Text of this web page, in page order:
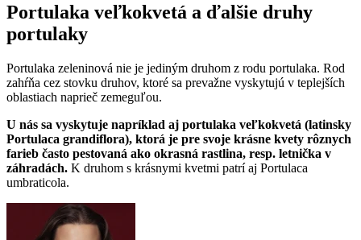
Portulaka veľkokvetá a ďalšie druhy
portulaky
Portulaka zeleninová nie je jediným druhom z rodu portulaka. Rod
zahŕňa cez stovku druhov, ktoré sa prevažne vyskytujú v teplejších
oblastiach naprieč zemeguľou.
U nás sa vyskytuje napríklad aj portulaka veľkokvetá (latinsky
Portulaca grandiflora), ktorá je pre svoje krásne kvety rôznych
farieb často pestovaná ako okrasná rastlina, resp. letnička v
záhradách. K druhom s krásnymi kvetmi patrí aj Portulaca
umbraticola.